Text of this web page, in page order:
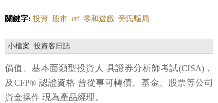
關鍵字: 投資 股市 etf 零和遊戲 旁氏騙局
小檔案_投資客日誌
價值、基本面類型投資人 具證券分析師考試(CISA)，
及CFP® 認證資格 曾從事可轉債、基金、股票等公司
資金操作 現為產品經理。